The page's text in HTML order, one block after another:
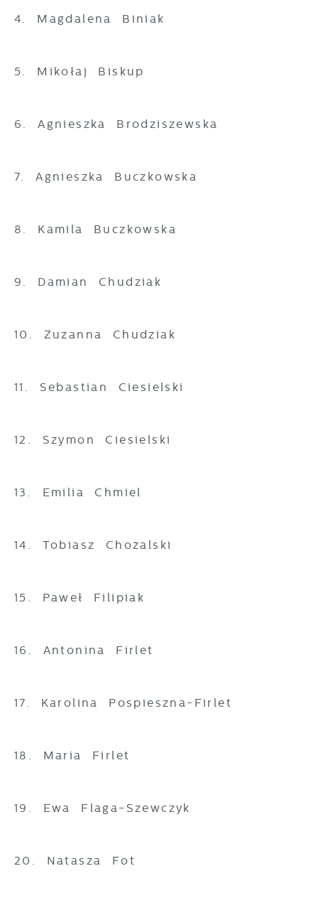
4. Magdalena Biniak
5. Mikołaj Biskup
6. Agnieszka Brodziszewska
7. Agnieszka Buczkowska
8. Kamila Buczkowska
9. Damian Chudziak
10. Zuzanna Chudziak
11. Sebastian Ciesielski
12. Szymon Ciesielski
13. Emilia Chmiel
14. Tobiasz Chożalski
15. Paweł Filipiak
16. Antonina Firlet
17. Karolina Pospieszna-Firlet
18. Maria Firlet
19. Ewa Flaga-Szewczyk
20. Natasza Fot